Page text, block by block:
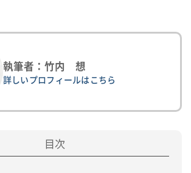
執筆者：竹内 想
詳しいプロフィールはこちら